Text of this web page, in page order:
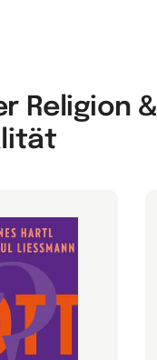
Religion &